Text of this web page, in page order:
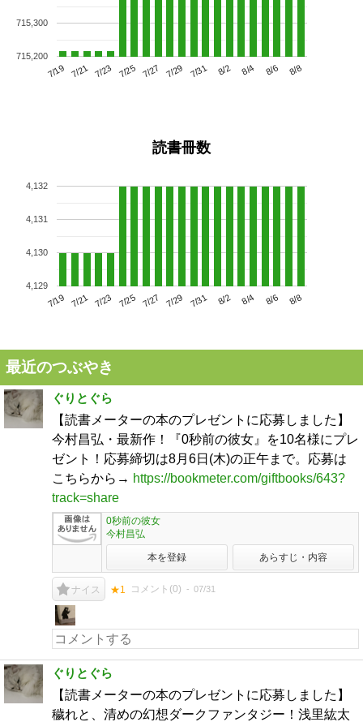
7/19 7/21 7/23 7/25 7/27 7/29 7/31 8/2 8/4 8/6 8/8
715,200
715,300
読書冊数
7/19 7/21 7/23 7/25 7/27 7/29 7/31 8/2 8/4 8/6 8/8
4,129
4,130
4,131
4,132
最近のつぶやき
ぐりとぐら
【読書メーターの本のプレゼントに応募しました】
今村昌弘・最新作！『0秒前の彼女』を10名様にプレ
ゼント！応募締切は8月6日(木)の正午まで。応募は
こちらから→ https://bookmeter.com/giftbooks/643?
track=share
0秒前の彼女
今村昌弘
本を登録 あらすじ・内容
ナイス ★1 コメント(0) 07/31
ぐりとぐら
【読書メーターの本のプレゼントに応募しました】
穢れと、清めの幻想ダークファンタジー！浅里紘太